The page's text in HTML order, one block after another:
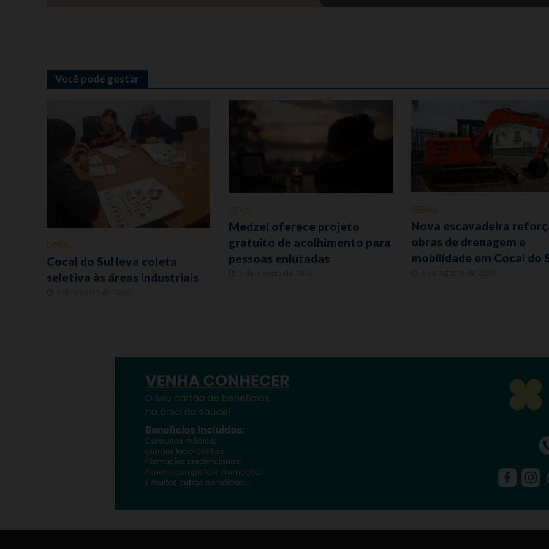
Você pode gostar
GERAL
Cocal do Sul leva coleta
seletiva às áreas industriais
GERAL
Medzel oferece projeto
gratuito de acolhimento para
pessoas enlutadas
GERAL
Nova escavadeira
obras de drenagem e
mobilidade em Cocal do